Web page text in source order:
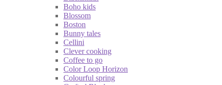
Boho kids
Blossom
Boston
Bunny tales
Cellini
Clever cooking
Coffee to go
Color Loop Horizon
Colourful spring